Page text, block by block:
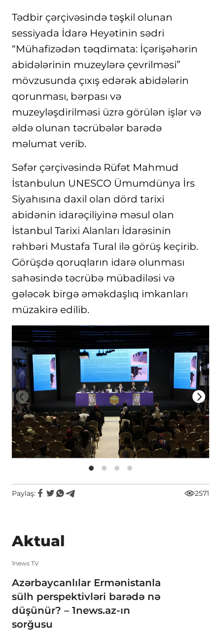
Tədbir çərçivəsində təşkil olunan
sessiyada İdarə Heyətinin sədri
“Mühafizədən təqdimata: İçərişəhərin
abidələrinin muzeylərə çevrilməsi”
mövzusunda çıxış edərək abidələrin
qorunması, bərpası və
muzeyləşdirilməsi üzrə görülən işlər və
əldə olunan təcrübələr barədə
məlumat verib.
Səfər çərçivəsində Rüfət Mahmud
İstanbulun UNESCO Ümumdünya İrs
Siyahısına daxil olan dörd tarixi
abidənin idarəçiliyinə məsul olan
İstanbul Tarixi Alanları İdarəsinin
rəhbəri Mustafa Tural ilə görüş keçirib.
Görüşdə qoruqların idarə olunması
sahəsində təcrübə mübadiləsi və
gələcək birgə əməkdaşlıq imkanları
müzakirə edilib.
Paylaş: 2571
Aktual
1news TV
Azərbaycanlılar Ermənistanla
sülh perspektivləri barədə nə
düşünür? – 1news.az-ın
sorğusu